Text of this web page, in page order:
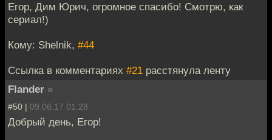
Егор, Дим Юрич, огромное спасибо! Смотрю, как
сериал!)
Кому: Shelnik, #44
Ссылка в комментариях #21 расстянула ленту
Flander »
#50 | 09.06.17 01:28
Добрый день, Егор!